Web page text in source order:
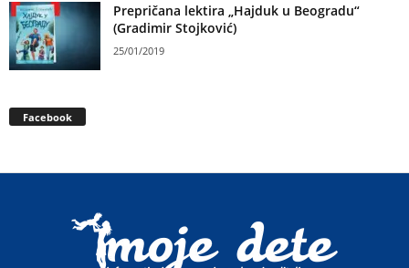
Prepričana lektira „Hajduk u Beogradu“
(Gradimir Stojković)
25/01/2019
Facebook